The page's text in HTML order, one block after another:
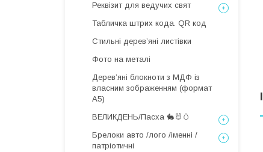
Реквізит для ведучих свят
Табличка штрих кода. QR код
Стильні деревʼяні листівки
Фото на металі
Дерев’яні блокноти з МДФ із
власним зображенням (формат
А5)
ВЕЛИКДЕНЬ/Пасха 🐇🐰🥚
Брелоки авто /лого /іменні /
патріотичні